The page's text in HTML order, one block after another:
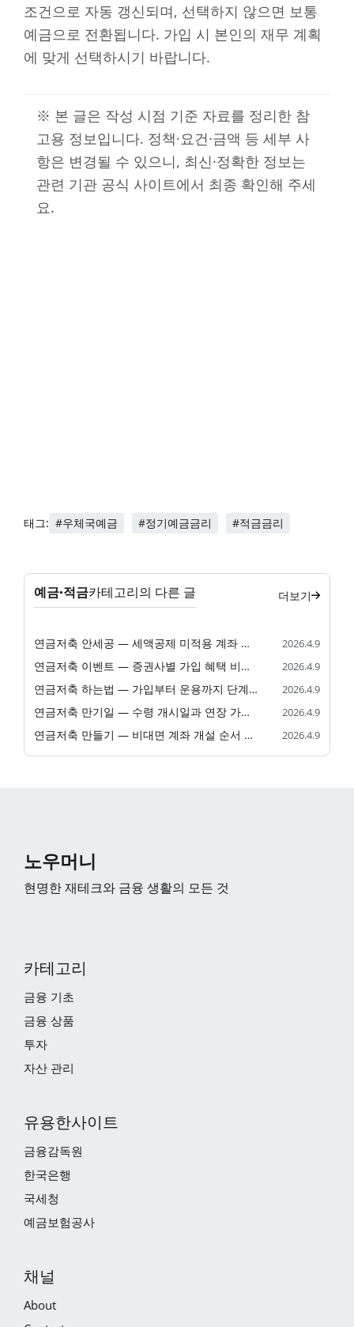
조건으로 자동 갱신되며, 선택하지 않으면 보통
예금으로 전환됩니다. 가입 시 본인의 재무 계획
에 맞게 선택하시기 바랍니다.
※ 본 글은 작성 시점 기준 자료를 정리한 참
고용 정보입니다. 정책·요건·금액 등 세부 사
항은 변경될 수 있으니, 최신·정확한 정보는
관련 기관 공식 사이트에서 최종 확인해 주세
요.
태그: #우체국예금 #정기예금금리 #적금금리
예금·적금카테고리의 다른 글 더보기
연금저축 안세공 — 세액공제 미적용 계좌 활용법 2026.4.9
연금저축 이벤트 — 증권사별 가입 혜택 비교 2026 2026.4.9
연금저축 하는법 — 가입부터 운용까지 단계 안내 2026.4.9
연금저축 만기일 — 수령 개시일과 연장 가능 여부 2026.4.9
연금저축 만들기 — 비대면 계좌 개설 순서 안내 2026.4.9
노우머니
현명한 재테크와 금융 생활의 모든 것
카테고리
금융 기초
금융 상품
투자
자산 관리
유용한사이트
금융감독원
한국은행
국세청
예금보험공사
채널
About